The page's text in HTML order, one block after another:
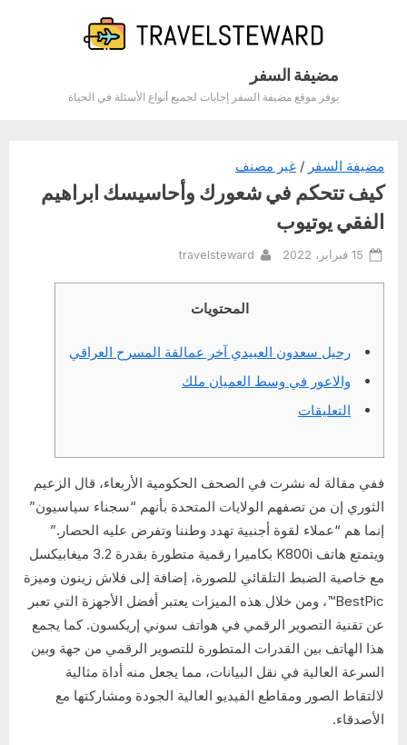
مضيفة السفر
يوفر موقع مضيفة السفر إجابات لجميع أنواع الأسئلة في الحياة
مضيفة السفر / غير مصنف
كيف تتحكم في شعورك وأحاسيسك ابراهيم
الفقي يوتيوب
Posted
15 فبراير، 2022 By
travelsteward
المحتويات
رحيل سعدون العبيدي آخر عمالقة المسرح العراقي
والاعور في وسط العميان ملك
التعليقات
ففي مقالة له نشرت في الصحف الحكومية الأربعاء، قال الزعيم
الثوري إن من تصفهم الولايات المتحدة بأنهم “سجناء سياسيون”
إنما هم “عملاء لقوة أجنبية تهدد وطننا وتفرض عليه الحصار.”
ويتمتع هاتف K800i بكاميرا رقمية متطورة بقدرة 3.2 ميغابيكسل
مع خاصية الضبط التلقائي للصورة، إضافة إلى فلاش زينون وميزة
BestPic™، ومن خلال هذه الميزات يعتبر أفضل الأجهزة التي تعبر
عن تقنية التصوير الرقمي في هواتف سوني إريكسون. كما يجمع
هذا الهاتف بين القدرات المتطورة للتصوير الرقمي من جهة وبين
السرعة العالية في نقل البيانات، مما يجعل منه أداة مثالية
لالتقاط الصور ومقاطع الفيديو العالية الجودة ومشاركتها مع
الأصدقاء.